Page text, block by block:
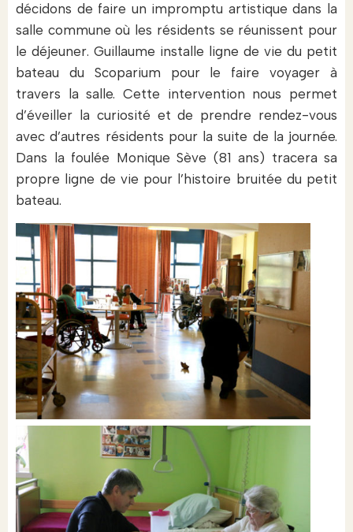
décidons de faire un impromptu artistique dans la
salle commune où les résidents se réunissent pour
le déjeuner. Guillaume installe ligne de vie du petit
bateau du Scoparium pour le faire voyager à
travers la salle. Cette intervention nous permet
d’éveiller la curiosité et de prendre rendez-vous
avec d’autres résidents pour la suite de la journée.
Dans la foulée Monique Sève (81 ans) tracera sa
propre ligne de vie pour l’histoire bruitée du petit
bateau.